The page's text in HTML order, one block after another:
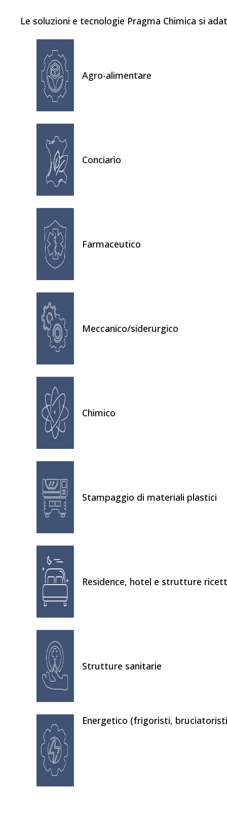
Le soluzioni e tecnologie Pragma Chimica si
Agro-alimentare
Conciario
Farmaceutico
Meccanico/siderurgico
Chimico
Stampaggio di materiali plastici
Residence, hotel e strutture
Strutture sanitarie
Energetico (frigoristi,